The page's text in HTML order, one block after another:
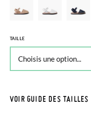
TAILLE
VOIR GUIDE DES TAILLES